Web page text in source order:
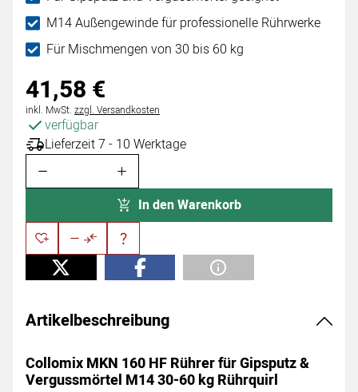
M14 Außengewinde für professionelle Rührwerke
Für Mischmengen von 30 bis 60 kg
41,58 €
Steuerhinweis:
inkl. MwSt. zzgl. Versandkosten
verfügbar
Lieferzeit 7 - 10 Werktage
In den Warenkorb
Artikelbeschreibung
Collomix MKN 160 HF Rührer für Gipsputz &
Vergussmörtel M14 30-60 kg Rührquirl